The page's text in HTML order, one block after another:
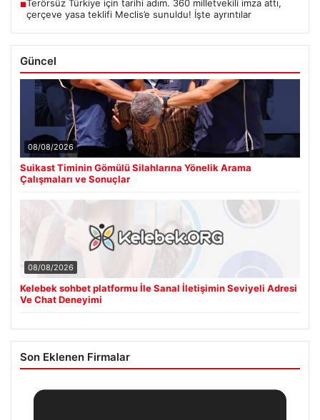
■Terörsüz Türkiye için tarihi adım. 360 milletvekili imza attı,
çerçeve yasa teklifi Meclis’e sunuldu! İşte ayrıntılar
Güncel
08/08/2026
Suikast Timinin Gömülü Silahlarına Yönelik Arama
Çalışmaları ve Sonuçlar
08/08/2026
Kelebek sohbet platformu İle Sanal İletişimin Seviyeli Adresi
Ve Chat Deneyimi
Son Eklenen Firmalar